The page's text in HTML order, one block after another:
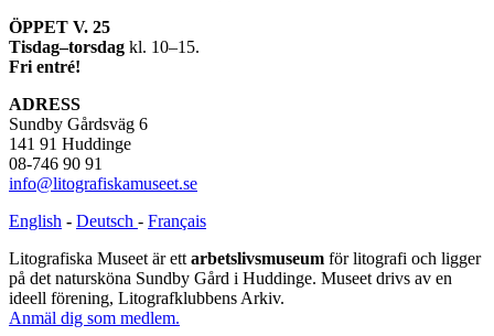
ÖPPET V. 25
Tisdag–torsdag kl. 10–15.
Fri entré!
ADRESS
Sundby Gårdsväg 6
141 91 Huddinge
08-746 90 91
info@litografiskamuseet.se
English - Deutsch - Français
Litografiska Museet är ett arbetslivsmuseum för litografi och ligger
på det natursköna Sundby Gård i Huddinge. Museet drivs av en
ideell förening, Litografklubbens Arkiv.
Anmäl dig som medlem.